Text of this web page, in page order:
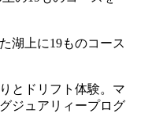
湖上に19ものコース